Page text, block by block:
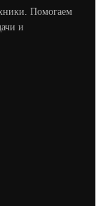
Помогаем
и